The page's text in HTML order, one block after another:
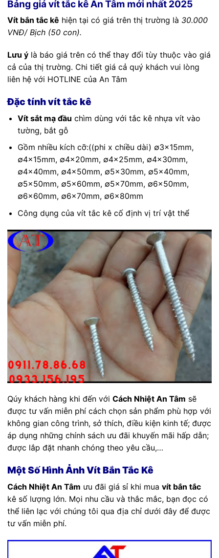
Bảng giá vít tắc kê An Tâm mới nhất 2025
Vít bắn tắc kê hiện tại có giá trên thị trường là 30.000
VNĐ/ Bịch (50 con).
Lưu ý là báo giá trên có thể thay đổi tùy thuộc vào giá
cả của thị trường. Chi tiết giá cả quý khách vui lòng
liên hệ với HOTLINE của An Tâm
Đặc tính vít tắc kê
Vít sắt mạ đầu chìm dùng với tắc kê nhựa vít vào
tường, bắt gỗ
Gồm nhiều kích cỡ:((phi x chiều dài) ∅3x15mm,
∅4x15mm, ∅4x20mm, ∅4x25mm, ∅4x30mm,
∅4x40mm, ∅4x50mm, ∅5x30mm, ∅5x40mm,
∅5x50mm, ∅5x60mm, ∅5x70mm, ∅6x50mm,
∅6x60mm, ∅6x70mm, ∅6x80mm
Công dụng của vít tắc kê cố định vị trí vật thể
Qúy khách hàng khi đến với Cách Nhiệt An Tâm sẽ
được tư vấn miễn phí cách chọn sản phẩm phù hợp với
không gian công trình, sở thích, điều kiện kinh tế; được
áp dụng những chính sách ưu đãi khuyến mãi hấp dẫn;
được lắp đặt nhanh chóng theo yêu cầu,…
Một Số Hình Ảnh Vít Bắn Tắc Kê
Cách Nhiệt An Tâm ưu đãi giá sỉ khi mua vít bắn tắc
kê số lượng lớn. Mọi nhu cầu và thắc mắc, bạn đọc có
thể liên lạc với chúng tôi qua địa chỉ dưới đây để được
tư vấn miễn phí.